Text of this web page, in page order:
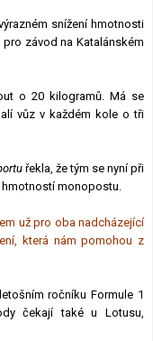
snížení hmotnosti
závod na Katalánském
o 20 kilogramů. Má se
vůz v každém kole o tři
řekla, že tým se nyní při
hmotností monopostu.
už pro oba nadcházející
která nám pomohou z
ročníku Formule 1
čekají také u Lotusu,